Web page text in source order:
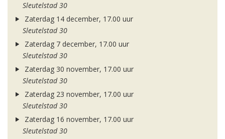
Sleutelstad 30
Zaterdag 14 december, 17.00 uur
Sleutelstad 30
Zaterdag 7 december, 17.00 uur
Sleutelstad 30
Zaterdag 30 november, 17.00 uur
Sleutelstad 30
Zaterdag 23 november, 17.00 uur
Sleutelstad 30
Zaterdag 16 november, 17.00 uur
Sleutelstad 30